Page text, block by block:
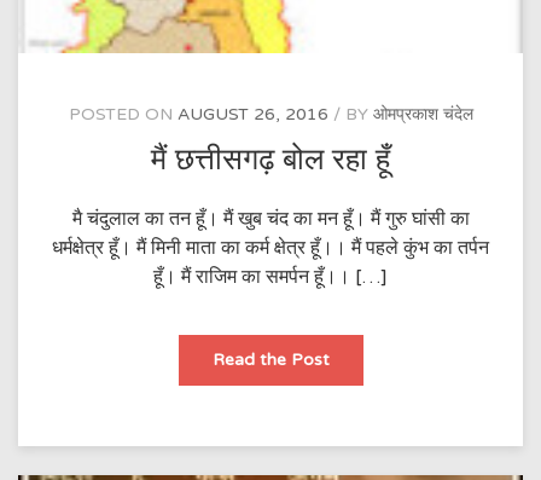
POSTED ON AUGUST 26, 2016 BY ओमप्रकाश चंदेल
मैं छत्तीसगढ़ बोल रहा हूँ
मै चंदुलाल का तन हूँ। मैं खुब चंद का मन हूँ। मैं गुरु घांसी का
धर्मक्षेत्र हूँ। मैं मिनी माता का कर्म क्षेत्र हूँ।। मैं पहले कुंभ का तर्पन
हूँ। मैं राजिम का समर्पन हूँ।। […]
Read the Postमैं
बोल